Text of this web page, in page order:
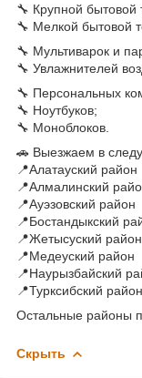
🔧 Крупной бытовой
🔧 Мелкой бытовой
🔧 Мультиварок и
🔧 Увлажнителей
🔧 Персональных
🔧 Ноутбуков;
🔧 Моноблоков.
🚗 Выезжаем в
📍Алатауский район
📍Алмалинский
📍Ауэзовский район
📍Бостандыкский
📍Жетысуский район
📍Медеуский район
📍Наурызбайский
📍Турксибский район
Остальные районы
Скрыть